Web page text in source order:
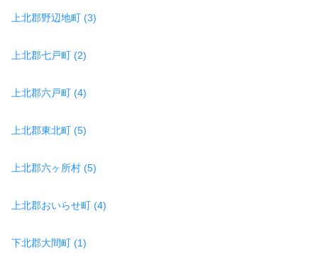
上北郡野辺地町 (3)
上北郡七戸町 (2)
上北郡六戸町 (4)
上北郡東北町 (5)
上北郡六ヶ所村 (5)
上北郡おいらせ町 (4)
下北郡大間町 (1)